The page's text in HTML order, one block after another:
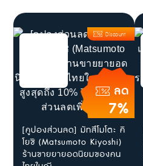
ลด
7%
Discount
[คูปองส่วนลด] มัทสึโมโตะ คิ
โยชิ (Matsumoto Kiyoshi)
ร้านขายยายอดนิยมของคน